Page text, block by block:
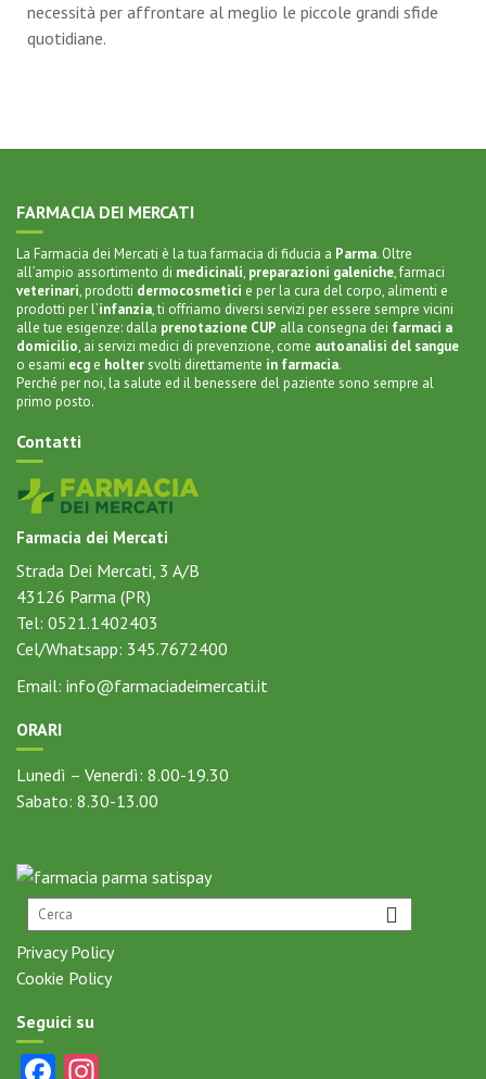
necessità per affrontare al meglio le piccole grandi sfide
quotidiane.
FARMACIA DEI MERCATI
La Farmacia dei Mercati è la tua farmacia di fiducia a Parma. Oltre
all’ampio assortimento di medicinali, preparazioni galeniche,farmaci
veterinari,prodotti dermocosmetici e per la cura del corpo, alimenti e
prodotti per l’infanzia, ti offriamo diversi servizi per essere sempre vicini
alle tue esigenze: dalla prenotazione CUP alla consegna dei farmaci a
domicilio, ai servizi medici di prevenzione, come autoanalisi del sangue
o esami ecg e holtersvolti direttamente in farmacia.
Perché per noi, la salute ed il benessere del paziente sono sempre al
primo posto.
Contatti
Farmacia dei Mercati
Strada Dei Mercati, 3 A/B
43126 Parma (PR)
Tel: 0521.1402403
Cel/Whatsapp: 345.7672400
Email: info@farmaciadeimercati.it
ORARI
Lunedì – Venerdì: 8.00-19.30
Sabato: 8.30-13.00
Privacy Policy
Cookie Policy
Seguici su